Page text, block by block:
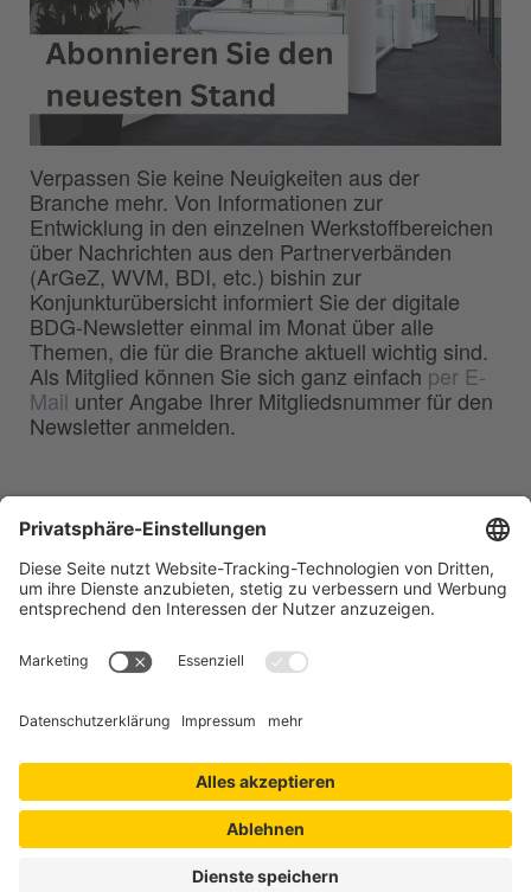
Verpassen Sie keine Neuigkeiten aus der
Branche mehr. Von Informationen zur
Entwicklung in den einzelnen Werkstoffbereichen
über Nachrichten aus den Partnerverbänden
(ArGeZ, WVM, BDI, etc.) bishin zur
Konjunkturübersicht informiert Sie der digitale
BDG-Newsletter einmal im Monat über alle
Themen, die für die Branche aktuell wichtig sind.
Als Mitglied können Sie sich ganz einfach per E-
Mail unter Angabe Ihrer Mitgliedsnummer für den
Newsletter anmelden.
Deutschen Gießerei-Industrie e.V.
40549 Düsseldorf
Telefon:0211 - 68 71 - 03
0211 - 68 71 - 3333
E-Mail:info(at)bdguss.de